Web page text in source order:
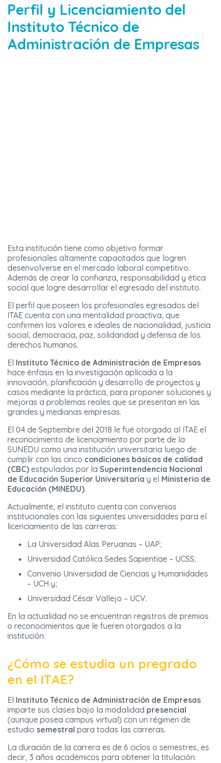
Perfil y Licenciamiento del
Instituto Técnico de
Administración de Empresas
Esta institución tiene como objetivo formar
profesionales altamente capacitados que logren
desenvolverse en el mercado laboral competitivo.
Además de crear la confianza, responsabilidad y ética
social que logre desarrollar el egresado del instituto.
El perfil que poseen los profesionales egresados del
ITAE cuenta con una mentalidad proactiva, que
confirmen los valores e ideales de nacionalidad, justicia
social, democracia, paz, solidaridad y defensa de los
derechos humanos.
El Instituto Técnico de Administración de Empresas
hace énfasis en la investigación aplicada a la
innovación, planificación y desarrollo de proyectos y
casos mediante la práctica, para proponer soluciones y
mejoras a problemas reales que se presentan en las
grandes y medianas empresas.
El 04 de Septiembre del 2018 le fué otorgado al ITAE el
reconocimiento de licenciamiento por parte de la
SUNEDU como una institución universitaria luego de
cumplir con las cinco condiciones básicas de calidad
(CBC) estipuladas por la Superintendencia Nacional
de Educación Superior Universitaria y el Ministerio de
Educación (MINEDU).
Actualmente, el instituto cuenta con convenios
institucionales con las siguientes universidades para el
licenciamiento de las carreras:
La Universidad Alas Peruanas – UAP;
Universidad Católica Sedes Sapientiae – UCSS;
Convenio Universidad de Ciencias y Humanidades
– UCH y;
Universidad César Vallejo – UCV.
En la actualidad no se encuentran registros de premios
o reconocimientos que le fueren otorgados a la
institución.
¿Cómo se estudia un pregrado
en el ITAE?
El Instituto Técnico de Administración de Empresas
imparte sus clases bajo la modalidad presencial
(aunque posea campus virtual) con un régimen de
estudio semestral para todas las carreras.
La duración de la carrera es de 6 ciclos o semestres, es
decir, 3 años académicos para obtener la titulación.